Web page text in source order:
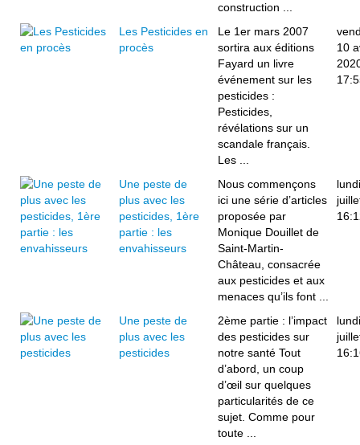
construction ...
Les Pesticides en
procès
Le 1er mars 2007
sortira aux éditions
Fayard un livre
événement sur les
pesticides :
Pesticides,
révélations sur un
scandale français.
Les ...
10
Une peste de
plus avec les
pesticides, 1ère
partie : les
envahisseurs
Nous commençons
ici une série d’articles
proposée par
Monique Douillet de
Saint-Martin-
Château, consacrée
aux pesticides et aux
menaces qu’ils font ...
Une peste de
plus avec les
pesticides
2ème partie : l’impact
des pesticides sur
notre santé Tout
d’abord, un coup
d’œil sur quelques
particularités de ce
sujet. Comme pour
toute ...